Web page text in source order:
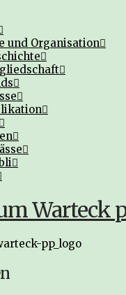
und Organisation
Warteck